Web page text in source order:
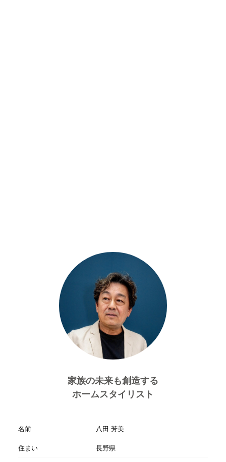
家族の未来も創造する
ホームスタイリスト
名前
八田 芳美
住まい
長野県